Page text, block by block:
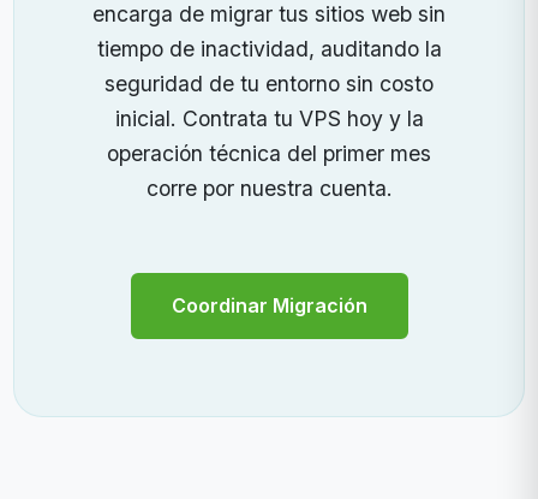
encarga de migrar tus sitios web sin
tiempo de inactividad, auditando la
seguridad de tu entorno sin costo
inicial. Contrata tu VPS hoy y la
operación técnica del primer mes
corre por nuestra cuenta.
Coordinar Migración